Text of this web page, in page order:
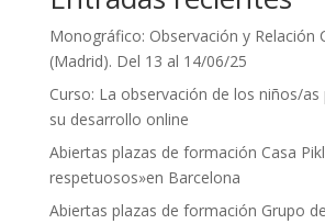
Monográfico: Observación y Relación
(Madrid). Del 13 al 14/06/25
Curso: La observación de los niños/
su desarrollo online
Abiertas plazas de formación Casa
respetuosos»en Barcelona
Abiertas plazas de formación Grupo